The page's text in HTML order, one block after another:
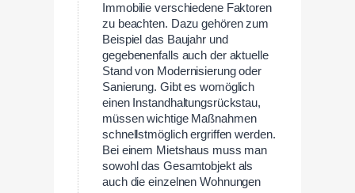
Immobilie verschiedene Faktoren
zu beachten. Dazu gehören zum
Beispiel das Baujahr und
gegebenenfalls auch der aktuelle
Stand von Modernisierung oder
Sanierung. Gibt es womöglich
einen Instandhaltungsrückstau,
müssen wichtige Maßnahmen
schnellstmöglich ergriffen werden.
Bei einem Mietshaus muss man
sowohl das Gesamtobjekt als
auch die einzelnen Wohnungen